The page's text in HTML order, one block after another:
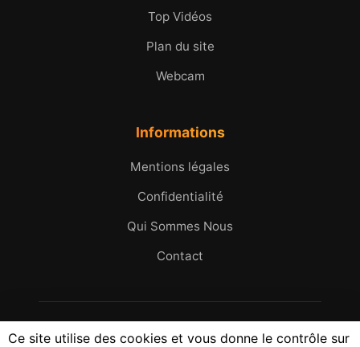
Top Vidéos
Plan du site
Webcam
Informations
Mentions légales
Confidentialité
Qui Sommes Nous
Contact
© 2005 - 2026 Micromax.tv. Tous droits réservés.
Ce site utilise des cookies et vous donne le contrôle sur